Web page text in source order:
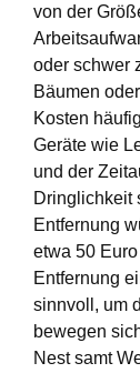
von der
oder schwer
Bäumen
Kosten
Geräte wie
und der
Dringlichkeit
Entfernung
etwa 50
Entfernung
sinnvoll, um
bewegen
Nest samt